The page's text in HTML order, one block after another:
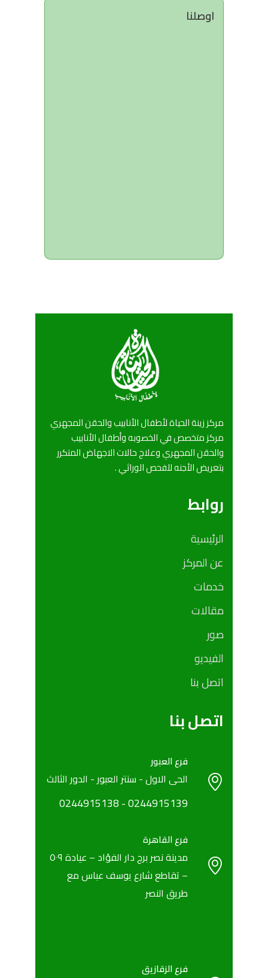
اوصلنا
مركز زينة الحياة لأطفال الأنابيب والحقن المجهري
مركز متخصص في الخصوبه وأطفال الأنابيب
والحقن المجهري وعلاج حالات الاجهاض المتكرر
بتعريض الأجنه للفحص الوراثي .
روابط
الرئيسية
عن المركز
خدمات
مقالات
صور
الفيديو
اتصل بنا
اتصل بنا
فرع العبور
الحى الاول - سنتر العبور - الدور الثالث
0244915138- ‎‎0244915139
فرع القاهرة
مدينة نصر برج دار الفؤاد – عيادة ٥٠٩
– تقاطع شارع يوسف عباس مع
طريق النصر
فرع الزقازيق